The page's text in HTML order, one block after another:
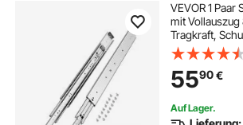
VEVOR 1
mit
Tragkraft,
Kugellager mit
montierte
für Schränke,
5590€
Auf Lager.